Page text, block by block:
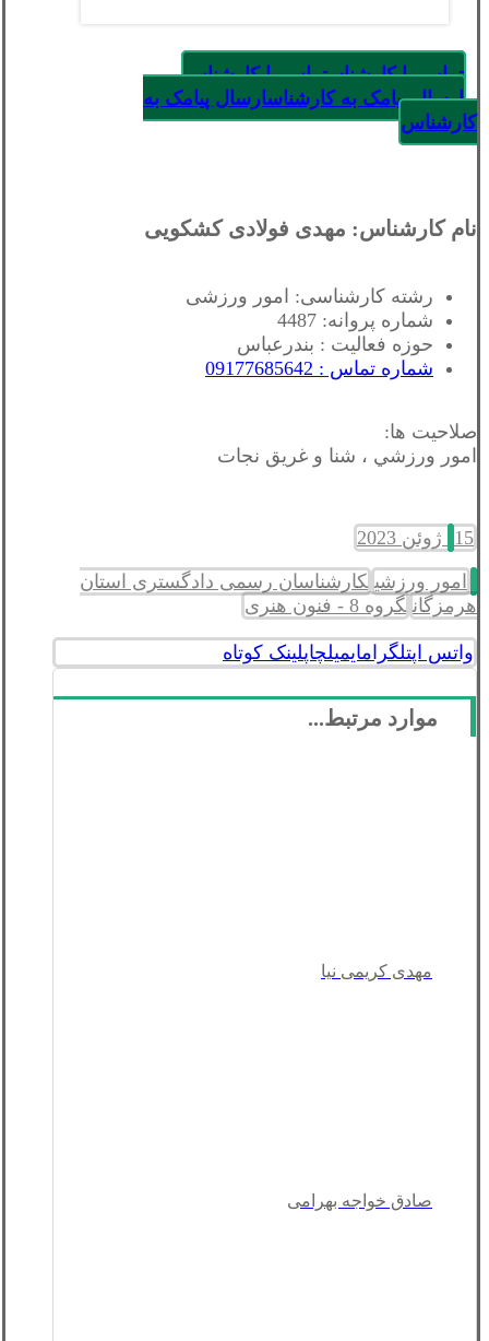
تماس با کارشناستماس با کارشناس
ارسال پیامک به کارشناسارسال پیامک به
کارشناس
نام کارشناس: مهدی فولادی کشکویی
رشته کارشناسی: امور ورزشی
شماره پروانه: 4487
حوزه فعالیت : بندرعباس
شماره تماس : 09177685642
صلاحیت ها:
امور ورزشي ، شنا و غريق نجات
15 ژوئن 2023
امور ورزشی کارشناسان رسمی دادگستری استان
هرمزگان گروه 8 - فنون هنری
واتس اپتلگرامایمیلچاپلینک کوتاه
موارد مرتبط...
مهدی کریمی نیا
صادق خواجه بهرامی